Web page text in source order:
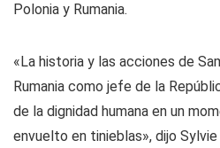
Polonia y Rumania.
«La historia y las acciones de
Rumania como jefe de la
de la dignidad humana en un
envuelto en tinieblas», dijo